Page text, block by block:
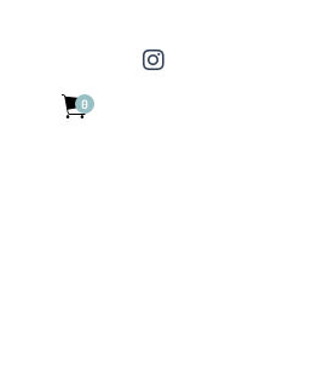
0
I
n